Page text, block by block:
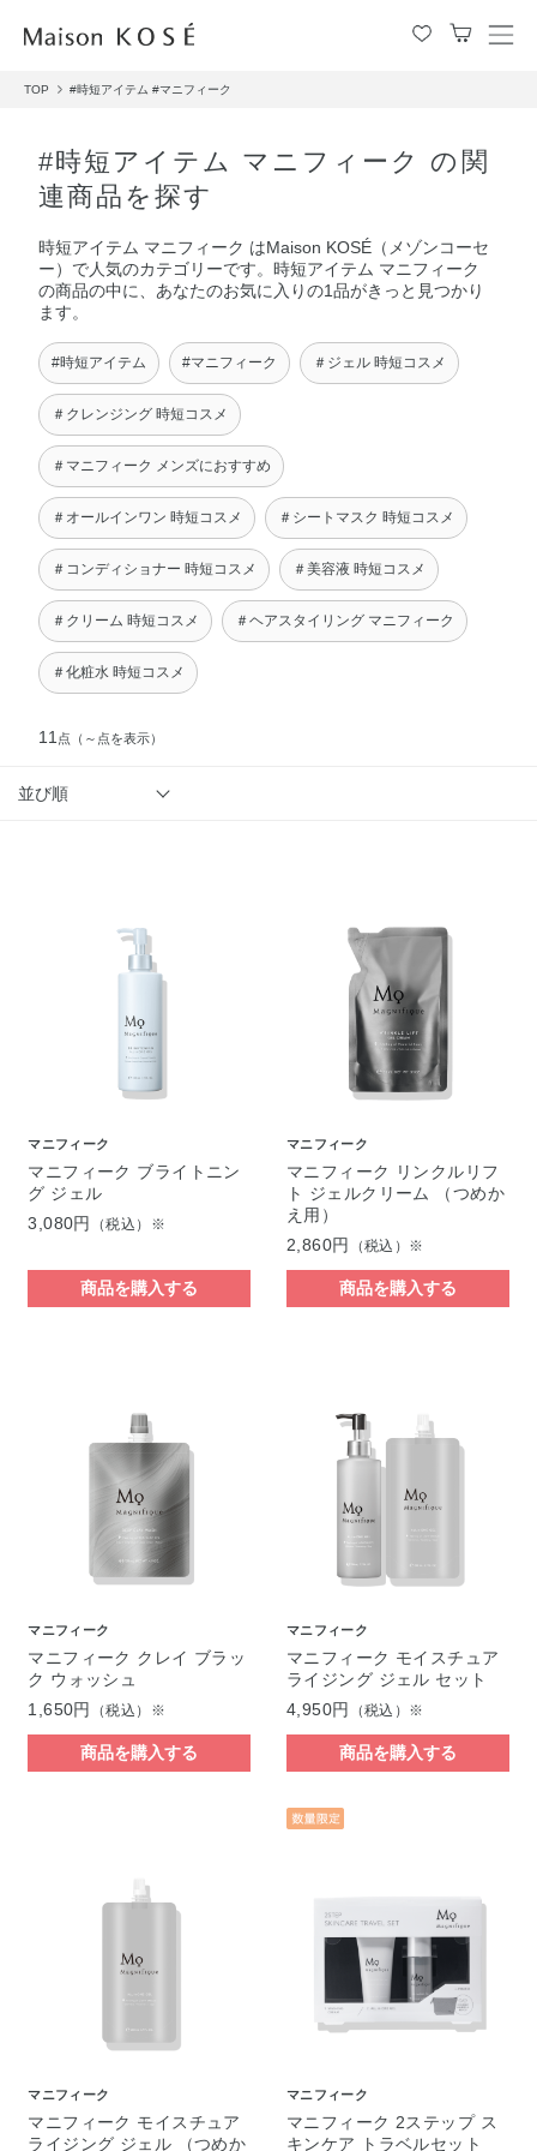
メ
TOP #時短アイテム #マニフィーク
#時短アイテム マニフィーク の関
連商品を探す
時短アイテム マニフィーク はMaison KOSÉ（メゾンコーセ
ー）で人気のカテゴリーです。時短アイテム マニフィーク
の商品の中に、あなたのお気に入りの1品がきっと見つかり
ます。
#時短アイテム #マニフィーク ＃ジェル 時短コスメ
＃クレンジング 時短コスメ
＃マニフィーク メンズにおすすめ
＃オールインワン 時短コスメ ＃シートマスク 時短コスメ
＃コンディショナー 時短コスメ ＃美容液 時短コスメ
＃クリーム 時短コスメ ＃ヘアスタイリング マニフィーク
＃化粧水 時短コスメ
11 点 （～点を表示）
並び順
マニフィーク
マニフィーク ブライトニン
グ ジェル
3,080円
（税込）※
商品を購入する
マニフィーク
マニフィーク リンクルリフ
ト ジェルクリーム （つめか
え用）
2,860円
（税込）※
商品を購入する
マニフィーク
マニフィーク クレイ ブラッ
ク ウォッシュ
1,650円
（税込）※
商品を購入する
マニフィーク
マニフィーク モイスチュア
ライジング ジェル セット
4,950円
（税込）※
商品を購入する
マニフィーク
マニフィーク モイスチュア
ライジング ジェル （つめか
マニフィーク
マニフィーク 2ステップ ス
キンケア トラベルセット